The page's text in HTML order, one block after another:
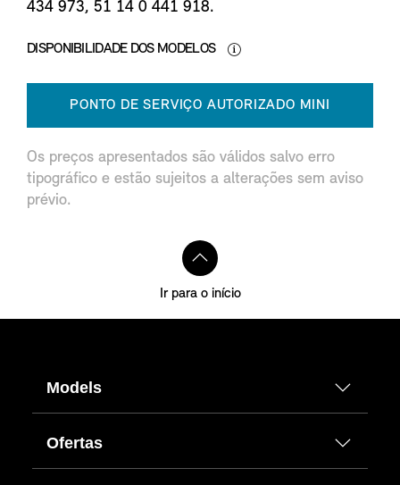
434 973, 51 14 0 441 918.
DISPONIBILIDADE DOS MODELOS
PONTO DE SERVIÇO AUTORIZADO MINI
Os preços apresentados são válidos salvo erro
tipográfico e estão sujeitos a alterações sem aviso
prévio.
Ir para o início
Models
Ofertas